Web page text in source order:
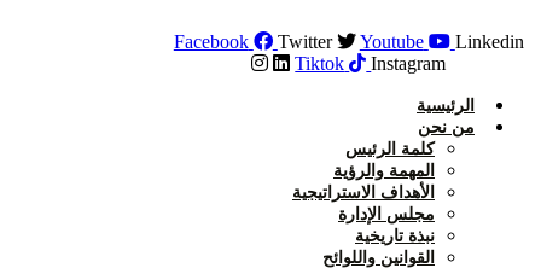
to
Facebook Twitter Youtube
Linkedin
Tiktok
Instagram
الرئيسية
من نحن
كلمة الرئيس
المهمة والرؤية
الأهداف الاستراتيجية
مجلس الإدارة
نبذة تاريخية
القوانين واللوائح